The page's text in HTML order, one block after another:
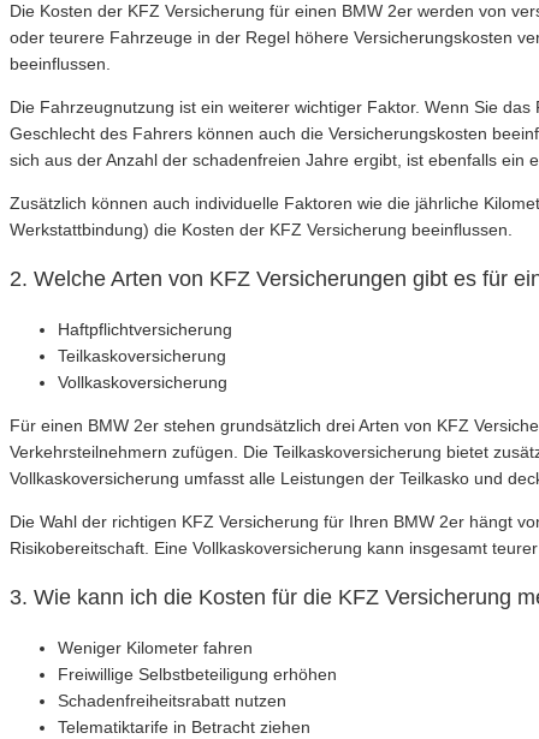
Die Kosten der KFZ Versicherung für einen BMW 2er werden von
oder teurere Fahrzeuge in der Regel höhere Versicherungskosten
beeinflussen.
Die Fahrzeugnutzung ist ein weiterer wichtiger Faktor. Wenn Sie
Geschlecht des Fahrers können auch die Versicherungskosten
sich aus der Anzahl der schadenfreien Jahre ergibt, ist ebenfalls
Zusätzlich können auch individuelle Faktoren wie die jährliche
Werkstattbindung) die Kosten der KFZ Versicherung beeinflussen.
2. Welche Arten von KFZ Versicherungen gibt es für
Haftpflichtversicherung
Teilkaskoversicherung
Vollkaskoversicherung
Für einen BMW 2er stehen grundsätzlich drei Arten von KFZ
Verkehrsteilnehmern zufügen. Die Teilkaskoversicherung bietet
Vollkaskoversicherung umfasst alle Leistungen der Teilkasko und
Die Wahl der richtigen KFZ Versicherung für Ihren BMW 2er hängt
Risikobereitschaft. Eine Vollkaskoversicherung kann insgesamt
3. Wie kann ich die Kosten für die KFZ Versicherung
Weniger Kilometer fahren
Freiwillige Selbstbeteiligung erhöhen
Schadenfreiheitsrabatt nutzen
Telematiktarife in Betracht ziehen